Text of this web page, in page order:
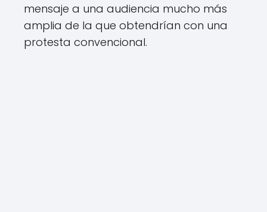
mensaje a una audiencia mucho más
amplia de la que obtendrían con una
protesta convencional.